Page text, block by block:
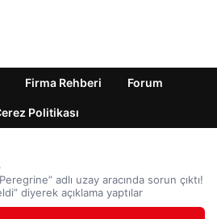
Firma Rehberi Forum
Politikası
adlı uzay aracında sorun çıktı!
diyerek açıklama yaptılar